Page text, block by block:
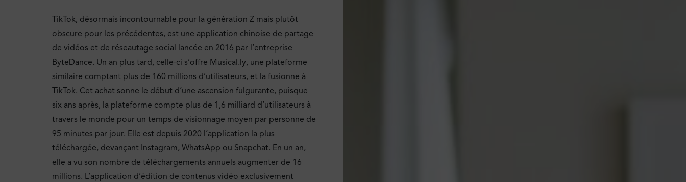
TikTok, désormais incontournable pour la génération Z mais plutôt
obscure pour les précédentes, est une application chinoise de partage
de vidéos et de réseautage social lancée en 2016 par l’entreprise
ByteDance. Un an plus tard, celle-ci s’offre Musical.ly, une plateforme
similaire comptant plus de 160 millions d’utilisateurs, et la fusionne à
TikTok. Cet achat sonne le début d’une ascension fulgurante, puisque
six ans après, la plateforme compte plus de 1,6 milliard d’utilisateurs à
travers le monde pour un temps de visionnage moyen par personne de
95 minutes par jour. Elle est depuis 2020 l’application la plus
téléchargée, devançant Instagram, WhatsApp ou Snapchat. En un an,
elle a vu son nombre de téléchargements annuels augmenter de 16
millions. L’application d’édition de contenus vidéo exclusivement